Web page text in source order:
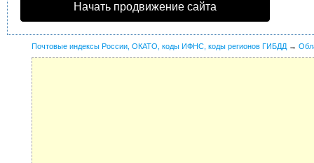
Начать продвижение сайта
Почтовые индексы России, ОКАТО, коды ИФНС, коды регионов ГИБДД →